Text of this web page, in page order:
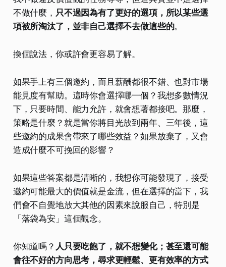
不做什麼， 只不過因為有了更好的選項，所以某些選
項被所淘汰了，並非自己選擇不去做這些的。
換個說法，你或許會更容易了解。
如果手上有三個邀約，而且薪酬都很不錯、也對市場
能見度有幫助。這時你會選擇哪一個？我想多數情況
下，只要時間、能力允許，就會想著都接吧。那麼，
策略是什麼？就是當你將目光放到兩年、三年後，這
些邀約的成果會帶來了哪些效益？如果放棄了，又會
造成什麼不可挽回的影響？
如果這些答案都是清晰的，我想你可能發現了，接受
邀約可能最大的價值就是金流，但在選擇的當下，我
們會不自覺地放大其他的因素來說服自己，特別是
「落袋為安」這個觀念。
你知道嗎？ 人只要吃飽了，就不想變化；甚至還可能
會往不好的方向思考，尋求更輕鬆、更有效率的方式